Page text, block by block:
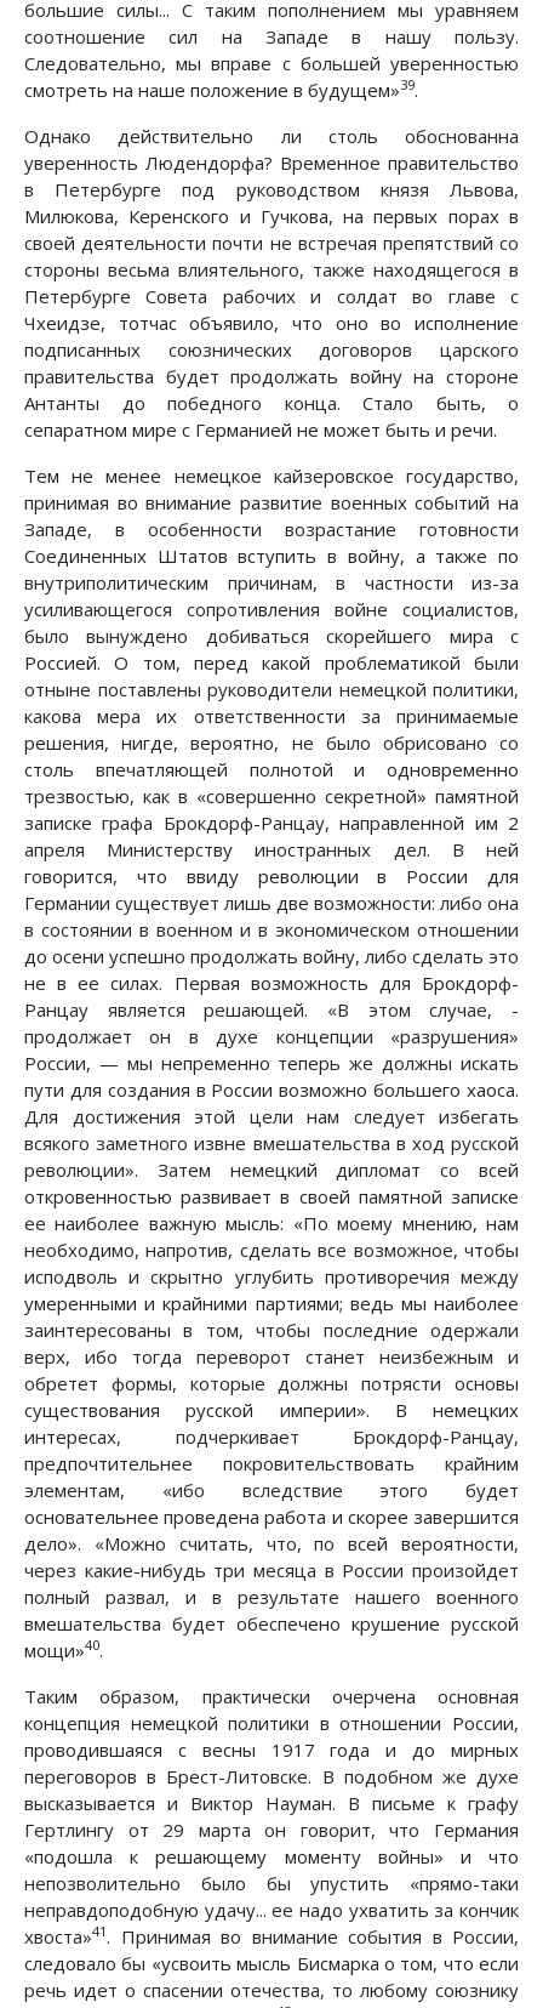
большие силы... С таким пополнением мы уравняем
соотношение сил на Западе в нашу пользу.
Следовательно, мы вправе с большей уверенностью
смотреть на наше положение в будущем»39.
Однако действительно ли столь обоснованна
уверенность Людендорфа? Временное правительство
в Петербурге под руководством князя Львова,
Милюкова, Керенского и Гучкова, на первых порах в
своей деятельности почти не встречая препятствий со
стороны весьма влиятельного, также находящегося в
Петербурге Совета рабочих и солдат во главе с
Чхеидзе, тотчас объявило, что оно во исполнение
подписанных союзнических договоров царского
правительства будет продолжать войну на стороне
Антанты до победного конца. Стало быть, о
сепаратном мире с Германией не может быть и речи.
Тем не менее немецкое кайзеровское государство,
принимая во внимание развитие военных событий на
Западе, в особенности возрастание готовности
Соединенных Штатов вступить в войну, а также по
внутриполитическим причинам, в частности из-за
усиливающегося сопротивления войне социалистов,
было вынуждено добиваться скорейшего мира с
Россией. О том, перед какой проблематикой были
отныне поставлены руководители немецкой политики,
какова мера их ответственности за принимаемые
решения, нигде, вероятно, не было обрисовано со
столь впечатляющей полнотой и одновременно
трезвостью, как в «совершенно секретной» памятной
записке графа Брокдорф-Ранцау, направленной им 2
апреля Министерству иностранных дел. В ней
говорится, что ввиду революции в России для
Германии существует лишь две возможности: либо она
в состоянии в военном и в экономическом отношении
до осени успешно продолжать войну, либо сделать это
не в ее силах. Первая возможность для Брокдорф-
Ранцау является решающей. «В этом случае, -
продолжает он в духе концепции «разрушения»
России, — мы непременно теперь же должны искать
пути для создания в России возможно большего хаоса.
Для достижения этой цели нам следует избегать
всякого заметного извне вмешательства в ход русской
революции». Затем немецкий дипломат со всей
откровенностью развивает в своей памятной записке
ее наиболее важную мысль: «По моему мнению, нам
необходимо, напротив, сделать все возможное, чтобы
исподволь и скрытно углубить противоречия между
умеренными и крайними партиями; ведь мы наиболее
заинтересованы в том, чтобы последние одержали
верх, ибо тогда переворот станет неизбежным и
обретет формы, которые должны потрясти основы
существования русской империи». В немецких
интересах, подчеркивает Брокдорф-Ранцау,
предпочтительнее покровительствовать крайним
элементам, «ибо вследствие этого будет
основательнее проведена работа и скорее завершится
дело». «Можно считать, что, по всей вероятности,
через какие-нибудь три месяца в России произойдет
полный развал, и в результате нашего военного
вмешательства будет обеспечено крушение русской
мощи»40.
Таким образом, практически очерчена основная
концепция немецкой политики в отношении России,
проводившаяся с весны 1917 года и до мирных
переговоров в Брест-Литовске. В подобном же духе
высказывается и Виктор Науман. В письме к графу
Гертлингу от 29 марта он говорит, что Германия
«подошла к решающему моменту войны» и что
непозволительно было бы упустить «прямо-таки
неправдоподобную удачу... ее надо ухватить за кончик
хвоста»41 . Принимая во внимание события в России,
следовало бы «усвоить мысль Бисмарка о том, что если
речь идет о спасении отечества, то любому союзнику